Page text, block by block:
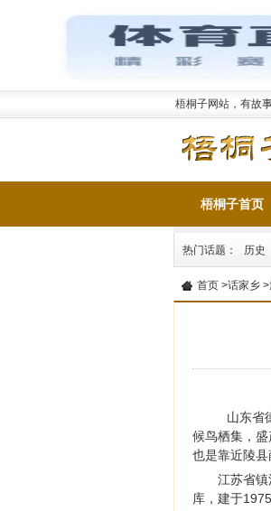
梧桐子网站，有故
梧桐子首页
热门话题： 历史
首页 >话家乡 >
山东省
候鸟栖集，
也是靠近陵县
江苏省
库，建于